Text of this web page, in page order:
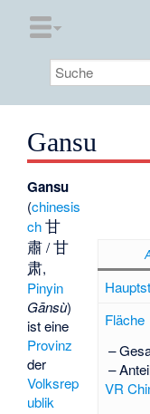
Gansu
Fläche
–
–
VR
Gansu
(chinesis
ch 甘
肅/甘
肃,
Pinyin
Gānsù)
ist eine
Provinz
der
Volksrep
ublik